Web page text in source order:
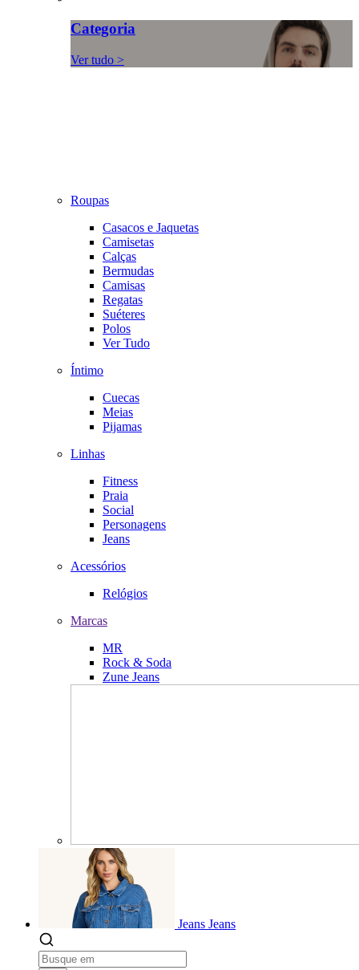
Categoria
Ver tudo >
Roupas
Casacos e Jaquetas
Camisetas
Calças
Bermudas
Camisas
Regatas
Suéteres
Polos
Ver Tudo
Íntimo
Cuecas
Meias
Pijamas
Linhas
Fitness
Praia
Social
Personagens
Jeans
Acessórios
Relógios
Marcas
MR
Rock & Soda
Zune Jeans
Jeans Jeans